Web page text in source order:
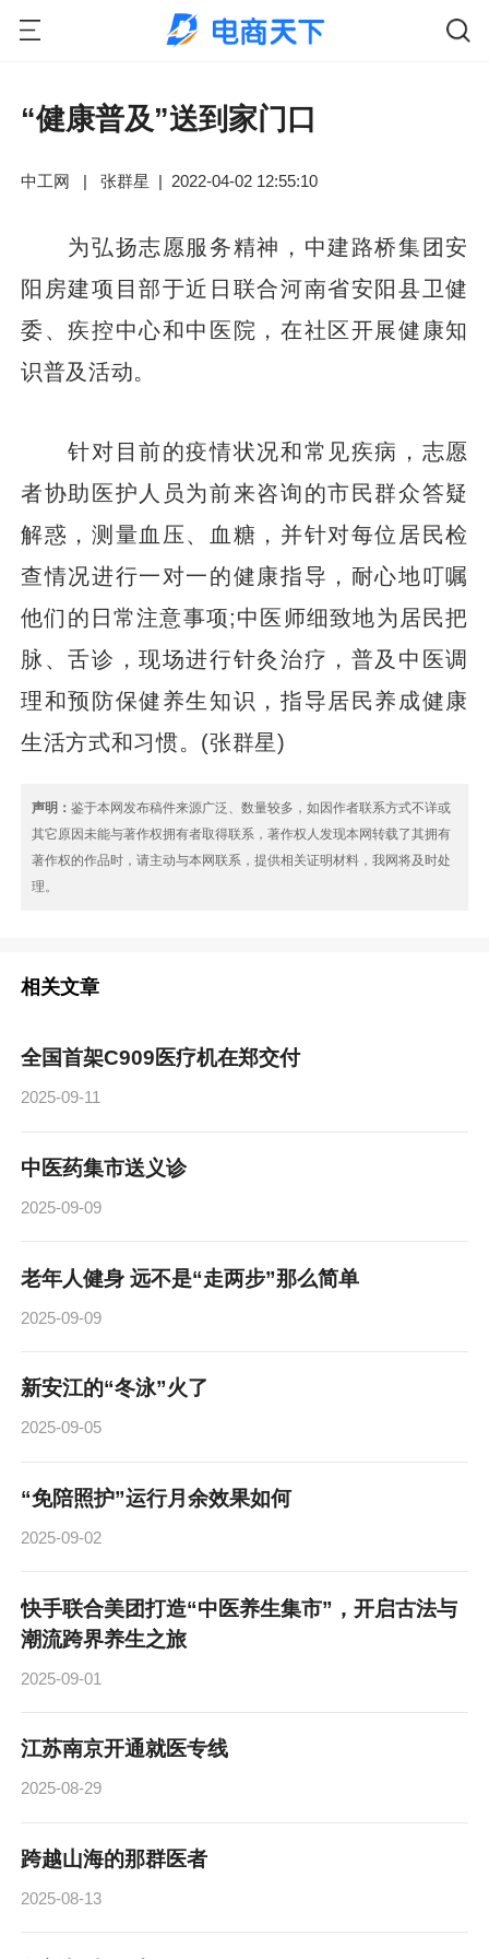
“健康普及”送到家门口
中工网 | 张群星 | 2022-04-02 12:55:10
为弘扬志愿服务精神，中建路桥集团安
阳房建项目部于近日联合河南省安阳县卫健
委、疾控中心和中医院，在社区开展健康知
识普及活动。
针对目前的疫情状况和常见疾病，志愿
者协助医护人员为前来咨询的市民群众答疑
解惑，测量血压、血糖，并针对每位居民检
查情况进行一对一的健康指导，耐心地叮嘱
他们的日常注意事项;中医师细致地为居民把
脉、舌诊，现场进行针灸治疗，普及中医调
理和预防保健养生知识，指导居民养成健康
生活方式和习惯。(张群星)
声明：鉴于本网发布稿件来源广泛、数量较多，如因作者联系方式不详或
其它原因未能与著作权拥有者取得联系，著作权人发现本网转载了其拥有
著作权的作品时，请主动与本网联系，提供相关证明材料，我网将及时处
理。
相关文章
全国首架C909医疗机在郑交付
2025-09-11
中医药集市送义诊
2025-09-09
老年人健身 远不是“走两步”那么简单
2025-09-09
新安江的“冬泳”火了
2025-09-05
“免陪照护”运行月余效果如何
2025-09-02
快手联合美团打造“中医养生集市”，开启古法与
潮流跨界养生之旅
2025-09-01
江苏南京开通就医专线
2025-08-29
跨越山海的那群医者
2025-08-13